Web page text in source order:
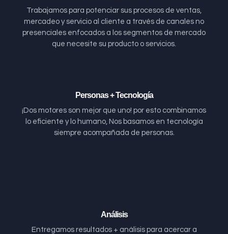
Trabajamos para potenciar sus procesos de ventas,
mercadeo y servicio al cliente a través de canales no
presenciales enfocados a los segmentos de mercado
que necesite su producto o servicios.
Personas + Tecnología
¡Dos motores son mejor que uno! por esto combinamos
lo eficiente y lo humano, Nos basamos en tecnología
siempre acompañada de personas.
Análisis
Entregamos resultados + análisis para acercar a